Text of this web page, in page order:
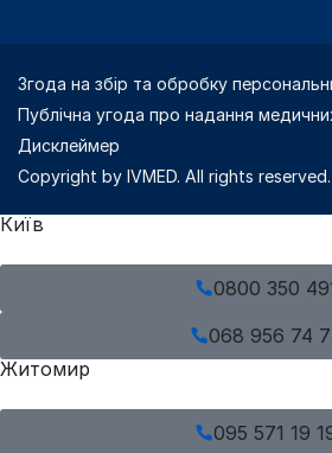
Згода на збір та обробку
Публічна угода про надання
Дисклеймер
Copyright by IVMED. All rights reserved.
Київ
0800 350
068 956 74
Житомир
095 571 19